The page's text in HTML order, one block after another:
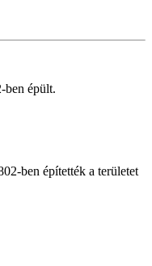
ben épült.
ben építették a területet